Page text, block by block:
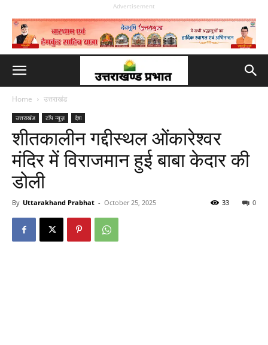
Advertisement
Home उत्तराखंड
उत्तराखंड टॉप न्यूज़ देश
शीतकालीन गद्दीस्थल ओंकारेश्वर
मंदिर में विराजमान हुई बाबा केदार की
डोली
By Uttarakhand Prabhat - October 25, 2025 0
33